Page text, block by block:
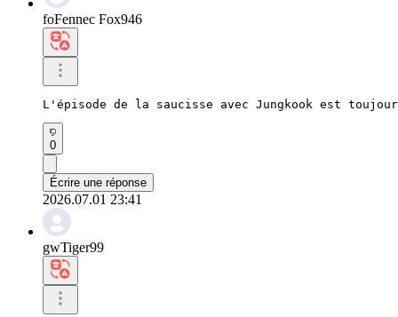
foFennec Fox946
L'épisode de la saucisse avec Jungkook est
0
Écrire une réponse
2026.07.01 23:41
gwTiger99